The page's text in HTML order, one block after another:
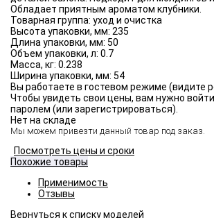
Обладает приятным ароматом клубники.
Товарная группа: уход и очистка
Высота упаковки, мм: 235
Длина упаковки, мм: 50
Объем упаковки, л: 0.7
Масса, кг: 0.238
Ширина упаковки, мм: 54
Вы работаете в гостевом режиме (видите
Чтобы увидеть свои цены, вам нужно
паролем (или зарегистрироваться).
Нет на складе
Мы можем привезти данный товар под заказ.
Посмотреть цены и сроки
Похожие товары
Применимость
Отзывы